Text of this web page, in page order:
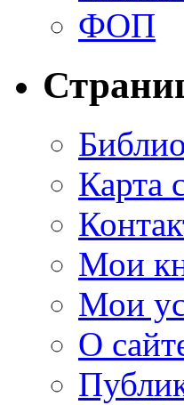
ФОП
Карта
Мои
Мои
О